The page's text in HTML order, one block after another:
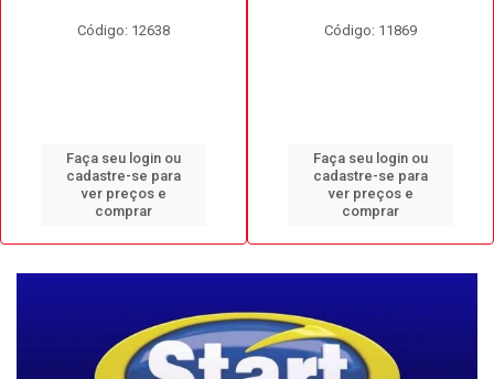
Código: 12638
Faça seu login ou
cadastre-se para
ver preços e
comprar
Código: 11869
Faça seu login ou
cadastre-se para
ver preços e
comprar